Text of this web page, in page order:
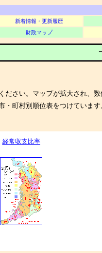
新着情報・更新履歴
財政マップ
さい。マップが拡大され、数
町村別順位表をつけています
経常収支比率